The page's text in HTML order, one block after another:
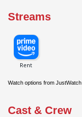
Streams
Watch options from JustWatch
Cast & Crew